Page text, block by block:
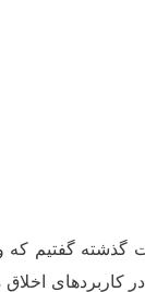
گفتیم که
کاربردهای